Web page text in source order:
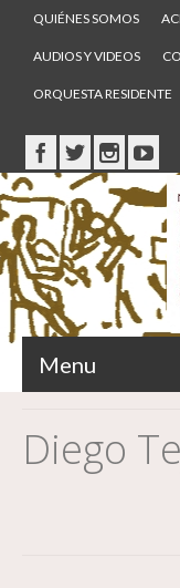
QUIÉNES SOMOS
AUDIOS Y VIDEOS
ORQUESTA RESIDENTE
Menu
Diego